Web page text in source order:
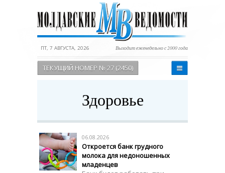
ПТ, 7 АВГУСТА, 2026 Выходит еженедельно с 2000 года
ТЕКУЩИЙ НОМЕР № 27 (2450)
Здоровье
06.08.2026
Откроется банк грудного
молока для недоношенных
младенцев